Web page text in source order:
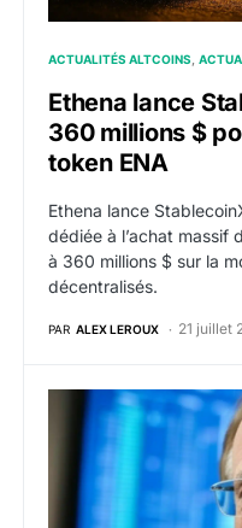
ACTUALITÉS ALTCOINS
Ethena lance
360 millions $
token ENA
Ethena lance
dédiée à l’achat massif
à 360 millions $ sur la
décentralisés.
PAR ALEX LEROUX 21 juillet
BUIDL de